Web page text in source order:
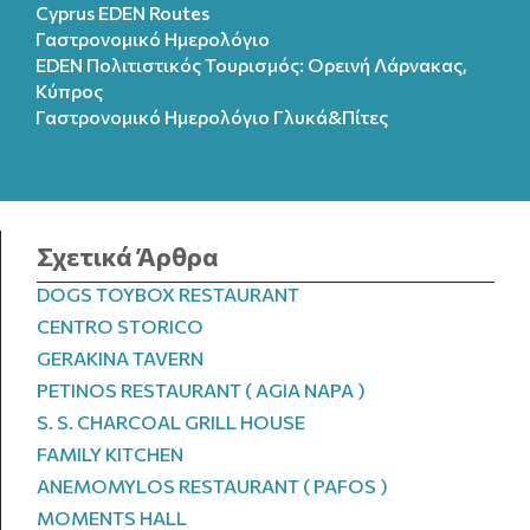
Cyprus EDEN Routes
Γαστρονομικό Ημερολόγιο
EDEN Πολιτιστικός Τουρισμός: Ορεινή Λάρνακας,
Κύπρος
Γαστρονομικό Ημερολόγιo Γλυκά&Πίτες
Σχετικά Άρθρα
DOGS TOYBOX RESTAURANT
CENTRO STORICO
GERAKINA TAVERN
PETINOS RESTAURANT ( AGIA NAPA )
S. S. CHARCOAL GRILL HOUSE
FAMILY KITCHEN
ANEMOMYLOS RESTAURANT ( PAFOS )
MOMENTS HALL